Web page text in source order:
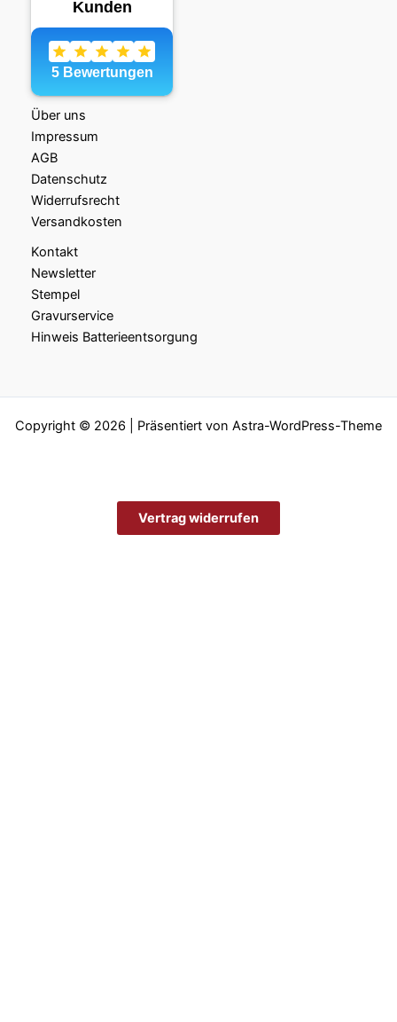
Über uns
Impressum
AGB
Datenschutz
Widerrufsrecht
Versandkosten
Kontakt
Newsletter
Stempel
Gravurservice
Hinweis Batterieentsorgung
Copyright © 2026 | Präsentiert von Astra-WordPress-Theme
Vertrag widerrufen